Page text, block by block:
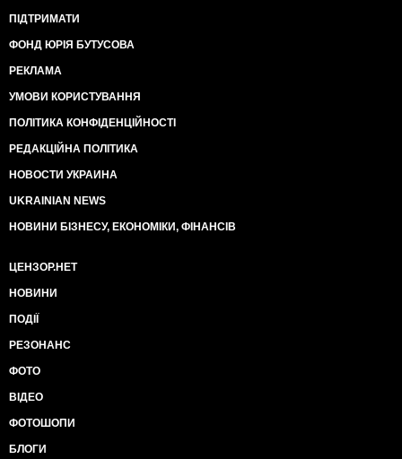
ПІДТРИМАТИ
ФОНД ЮРІЯ БУТУСОВА
РЕКЛАМА
УМОВИ КОРИСТУВАННЯ
ПОЛІТИКА КОНФІДЕНЦІЙНОСТІ
РЕДАКЦІЙНА ПОЛІТИКА
НОВОСТИ УКРАИНА
UKRAINIAN NEWS
НОВИНИ БІЗНЕСУ, ЕКОНОМІКИ, ФІНАНСІВ
ЦЕНЗОР.НЕТ
НОВИНИ
ПОДІЇ
РЕЗОНАНС
ФОТО
ВІДЕО
ФОТОШОПИ
БЛОГИ